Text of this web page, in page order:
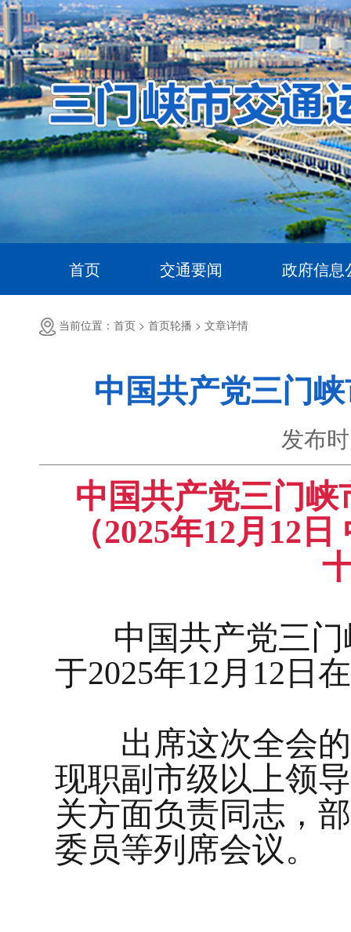
首页 交通要闻 政府信息
当前位置：首页 > 首页轮播 > 文章详情
中国共产党三门
发布
中国共产党三门
（2025年12月12
中国共产党三门
于2025年12月12日
出席这次全会的
现职副市级以上领
关方面负责同志，
委员等列席会议。